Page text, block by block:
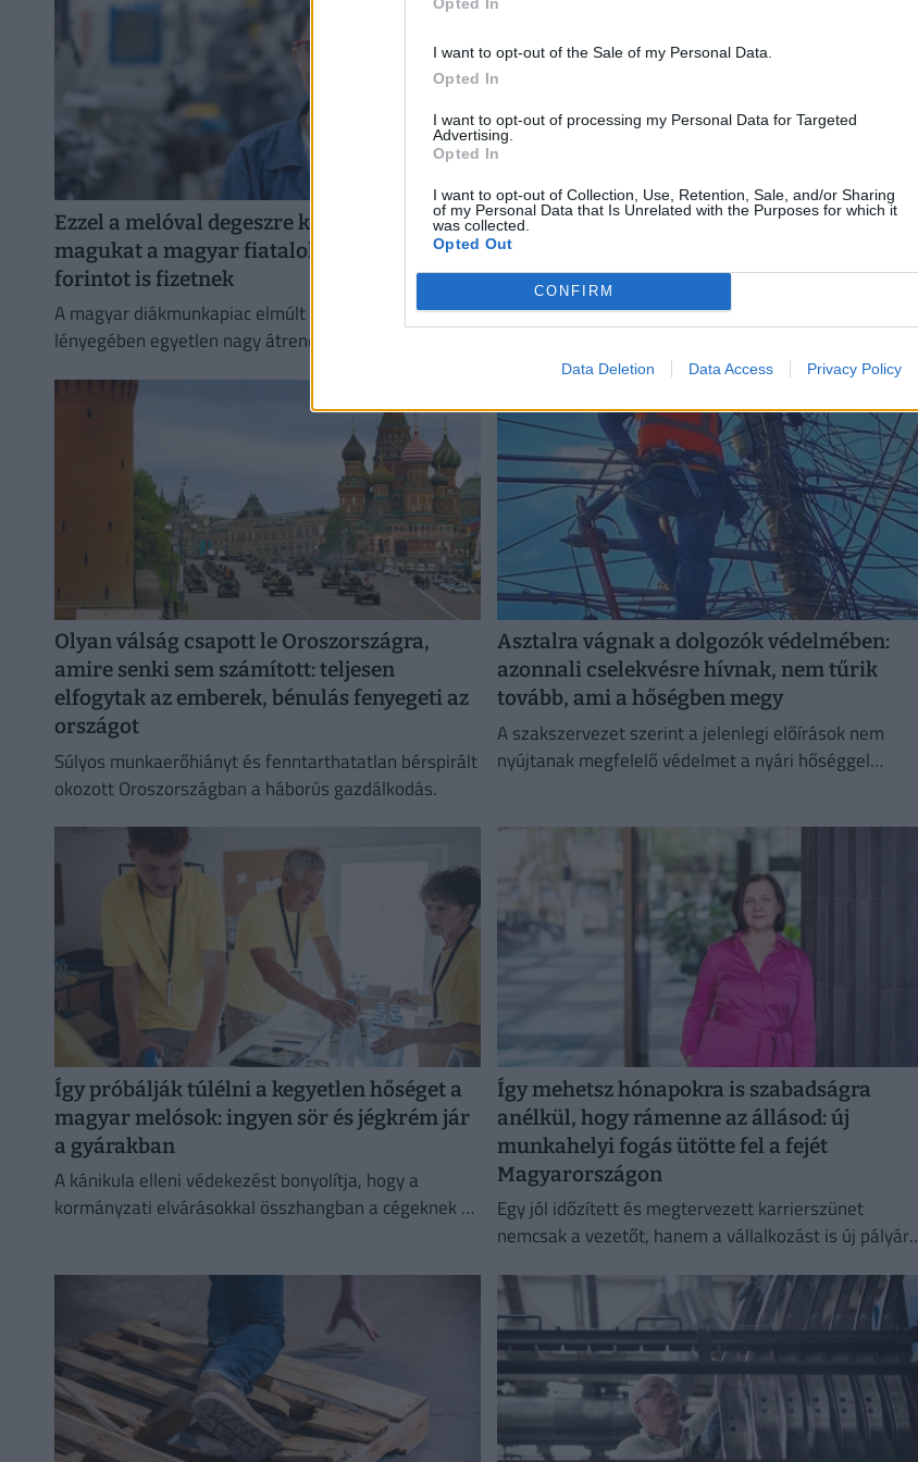
I want to opt-out of the Sale of my Personal Data.
Opted In
I want to opt-out of processing my Personal Data for Targeted
Advertising.
Opted In
I want to opt-out of Collection, Use, Retention, Sale, and/or Sharing
of my Personal Data that Is Unrelated with the Purposes for which it
was collected.
Opted Out
CONFIRM
Data Deletion Data Access Privacy Policy
Ezzel a melóval degeszre kereshetik
magukat a magyar fiatalok: óránként 4000
forintot is fizetnek
A magyar diákmunkapiac elmúlt másfél évtizede
lényegében egyetlen nagy átrendeződés története.
Készül a válságforgatókönyv a magyar
munkahelyeken: erre kötelezhetik a
dolgozókat, ha elhúzódik a hőség
Hogyan érdemes szervezni a munkavégzést
lakását, vagy egy korszerű, energiahatékony
Olyan válság csapott le Oroszországra,
amire senki sem számított: teljesen
elfogytak az emberek, bénulás fenyegeti az
országot
Súlyos munkaerőhiányt és fenntarthatatlan bérspirált
okozott Oroszországban a háborús gazdálkodás.
Asztalra vágnak a dolgozók védelmében:
azonnali cselekvésre hívnak, nem tűrik
tovább, ami a hőségben megy
A szakszervezet szerint a jelenlegi előírások nem
nyújtanak megfelelő védelmet a nyári hőséggel
Így próbálják túlélni a kegyetlen hőséget a
magyar melósok: ingyen sör és jégkrém jár
a gyárakban
A kánikula elleni védekezést bonyolítja, hogy a
kormányzati elvárásokkal összhangban a cégeknek az
Így mehetsz hónapokra is szabadságra
anélkül, hogy rámenne az állásod: új
munkahelyi fogás ütötte fel a fejét
Magyarországon
Egy jól időzített és megtervezett karrierszünet
nemcsak a vezetőt, hanem a vállalkozást is új pályára